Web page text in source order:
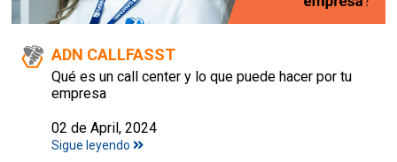
ADN CALLFASST
Qué es un call center y lo que puede hacer por tu
empresa
02 de April, 2024
Sigue leyendo